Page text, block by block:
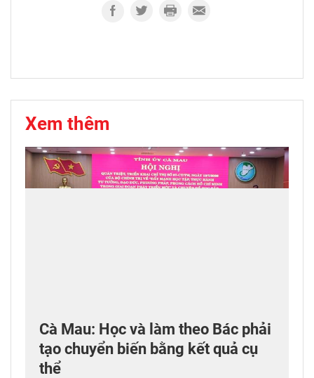
Xem thêm
Cà Mau: Học và làm theo Bác phải
tạo chuyển biến bằng kết quả cụ
thể